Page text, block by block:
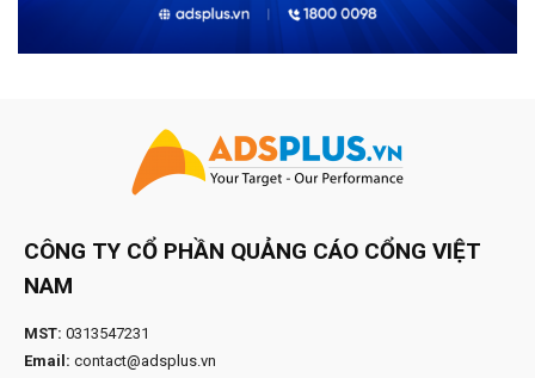
CÔNG TY CỔ PHẦN QUẢNG CÁO CỔNG VIỆT
NAM
MST: 0313547231
Email: contact@adsplus.vn